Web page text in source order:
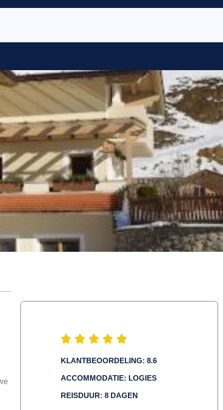
KLANTBEOORDELING: 8.6
ACCOMMODATIE: LOGIES
REISDUUR: 8 DAGEN